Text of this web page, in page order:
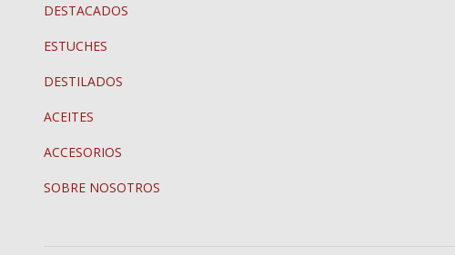
DESTACADOS
ESTUCHES
DESTILADOS
ACEITES
ACCESORIOS
SOBRE NOSOTROS